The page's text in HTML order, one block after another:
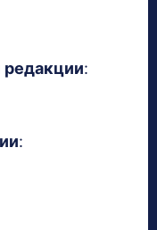
:
: